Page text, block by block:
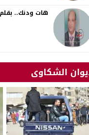
هات ودنك..
الشكاوى